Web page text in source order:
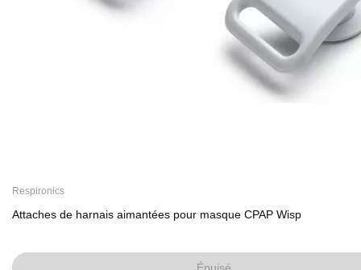
Respironics
Attaches de harnais aimantées pour masque CPAP Wisp